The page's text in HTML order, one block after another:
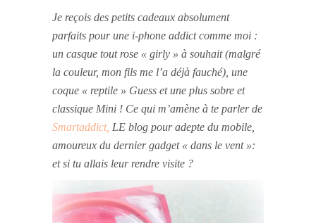
Je reçois des petits cadeaux absolument
parfaits pour une i-phone addict comme moi :
un casque tout rose « girly » à souhait (malgré
la couleur, mon fils me l’a déjà fauché), une
coque « reptile » Guess et une plus sobre et
classique Mini ! Ce qui m’amène à te parler de
Smartaddict, LE blog pour adepte du mobile,
amoureux du dernier gadget « dans le vent »:
et si tu allais leur rendre visite ?